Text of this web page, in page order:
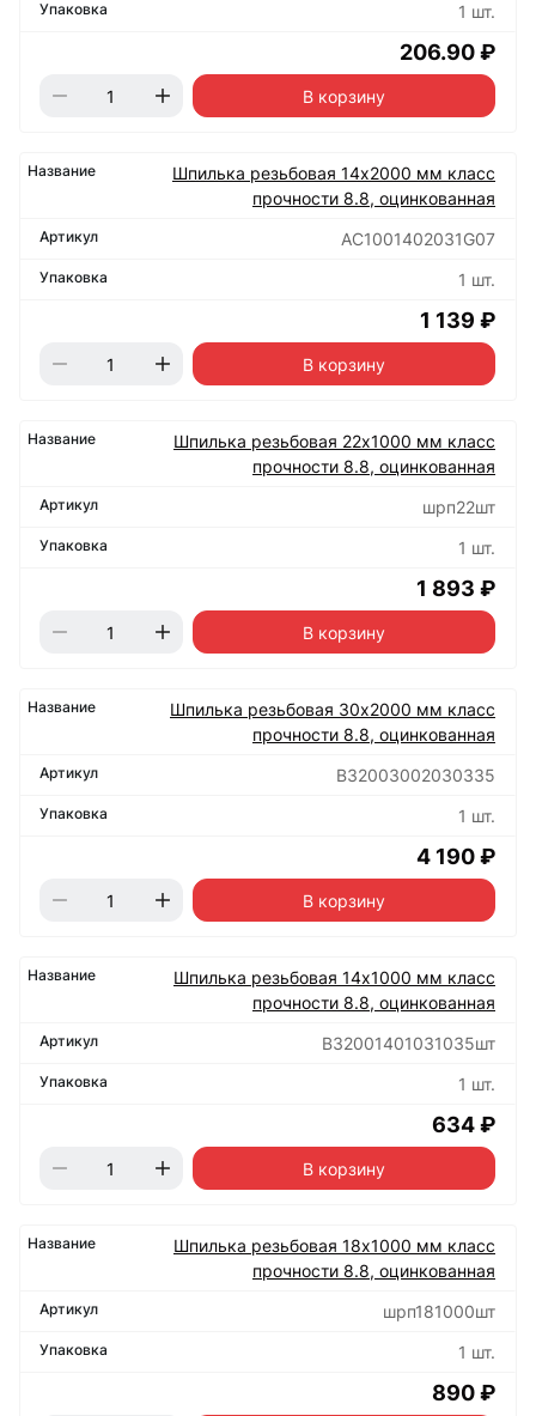
1 шт.
206.90 ₽
В корзину
Шпилька резьбовая 14х2000 мм класс
прочности 8.8, оцинкованная
АС1001402031G07
1 шт.
1 139 ₽
В корзину
Шпилька резьбовая 22х1000 мм класс
прочности 8.8, оцинкованная
шрп22шт
1 шт.
1 893 ₽
В корзину
Шпилька резьбовая 30х2000 мм класс
прочности 8.8, оцинкованная
B32003002030335
1 шт.
4 190 ₽
В корзину
Шпилька резьбовая 14х1000 мм класс
прочности 8.8, оцинкованная
B32001401031035шт
1 шт.
634 ₽
В корзину
Шпилька резьбовая 18х1000 мм класс
прочности 8.8, оцинкованная
шрп181000шт
1 шт.
890 ₽